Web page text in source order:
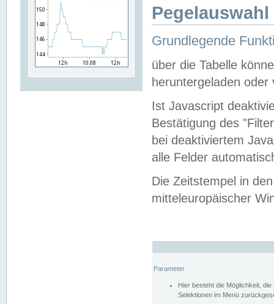
Grundlegende
über die Tabelle
heruntergeladen oder
Ist Javascript
Bestätigung des
bei deaktiviertem
alle Felder
Die Zeitstempel in
mitteleuropäischer
Parameter
Hier besteht die Möglichkeit,
Selektionen im Menü